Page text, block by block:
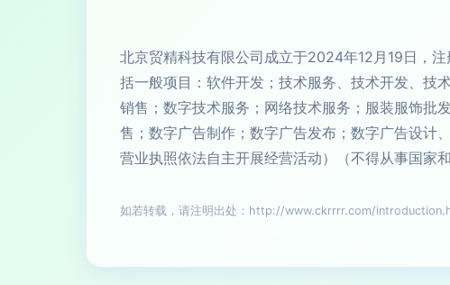
北京贸精科技有限公司成立于2024年12月19日，
括一般项目：软件开发；技术服务、技术开发、技
销售；数字技术服务；网络技术服务；服装服饰批
售；数字广告制作；数字广告发布；数字广告设计
营业执照依法自主开展经营活动）（不得从事国家
如若转载，请注明出处：http://www.ckrrrr.com/